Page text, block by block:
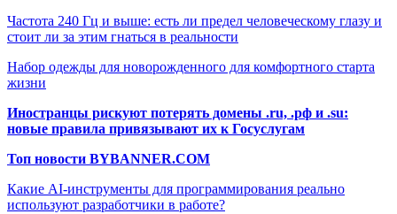
Частота 240 Гц и выше: есть ли предел человеческому глазу и
стоит ли за этим гнаться в реальности
Набор одежды для новорожденного для комфортного старта
жизни
Иностранцы рискуют потерять домены .ru, .рф и .su:
новые правила привязывают их к Госуслугам
Топ новости BYBANNER.COM
Какие AI-инструменты для программирования реально
используют разработчики в работе?